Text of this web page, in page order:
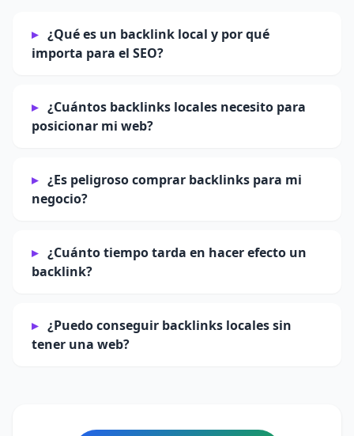
¿Qué es un backlink local y por qué
importa para el SEO?
¿Cuántos backlinks locales necesito para
posicionar mi web?
¿Es peligroso comprar backlinks para mi
negocio?
¿Cuánto tiempo tarda en hacer efecto un
backlink?
¿Puedo conseguir backlinks locales sin
tener una web?